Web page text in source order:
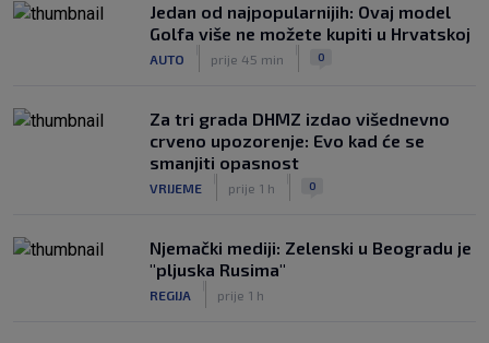
Jedan od najpopularnijih: Ovaj model
Golfa više ne možete kupiti u Hrvatskoj
AUTO prije 45 min 0
Za tri grada DHMZ izdao višednevno
crveno upozorenje: Evo kad će se
smanjiti opasnost
VRIJEME prije 1 h 0
Njemački mediji: Zelenski u Beogradu je
"pljuska Rusima"
REGIJA prije 1 h